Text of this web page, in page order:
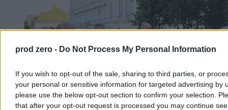
prod zero - Do Not Process My Personal Information
If you wish to opt-out of the sale, sharing to third parties, or
your personal or sensitive information for targeted advertising by
please use the below opt-out section to confirm your selection.
that after your opt-out request is processed you may continue